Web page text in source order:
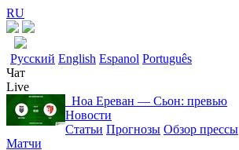
RU
Русский English Espanol Português
Чат
Live
Ноа Ереван ― Сьон: превью
Новости
Статьи Прогнозы Обзор прессы
Матчи